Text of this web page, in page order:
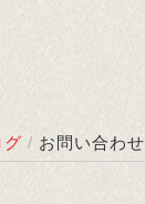
グ / お問い合わせ